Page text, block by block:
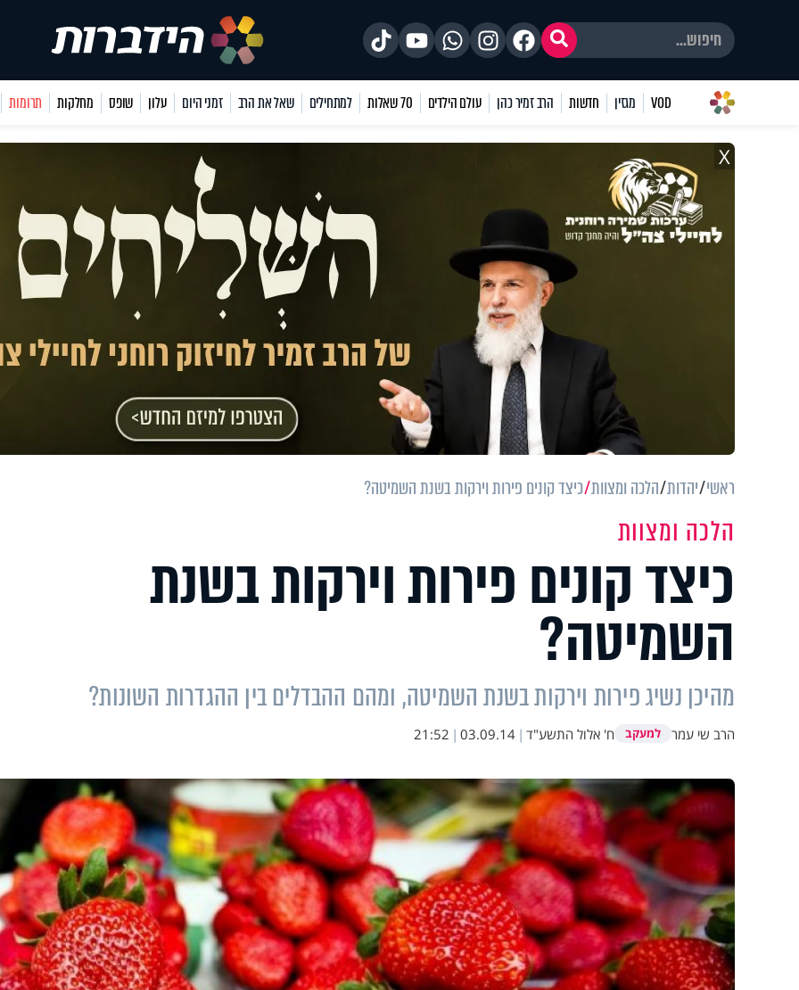
VOD מגזין חדשות הרב זמיר כהן עולם הילדים 70 שאלות למתחילים שאל את הרב זמני היום עלון שופס מחלקות תרומות
X
ראשי יהדות הלכה ומצוות כיצד קונים פירות וירקות בשנת השמיטה?
הלכה ומצוות
כיצד קונים פירות וירקות בשנת
השמיטה?
מהיכן נשיג פירות וירקות בשנת השמיטה, ומהם ההבדלים בין ההגדרות השונות?
הרב שי עמר למעקב ח' אלול התשע"ד |
03.09.14
|
21:52